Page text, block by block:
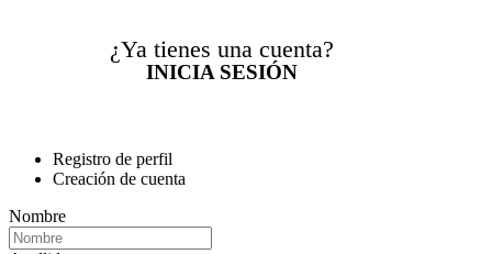
¿Ya tienes una cuenta?
INICIA SESIÓN
Registro de perfil
Creación de cuenta
Nombre